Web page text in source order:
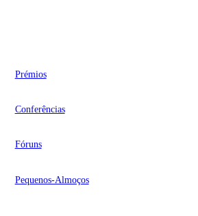
Prémios
Conferências
Fóruns
Pequenos-Almoços